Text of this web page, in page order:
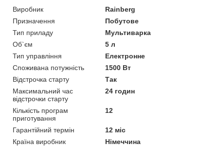
Виробник
Rainberg
Призначення
Побутове
Тип приладу
Мультиварка
Об`єм
5 л
Тип управління
Електронне
Споживана потужність
1500 Вт
Відстрочка старту
Так
Максимальний час
відстрочки старту
24 годин
Кількість програм
приготування
12
Гарантійний термін
12 міс
Країна виробник
Німеччина